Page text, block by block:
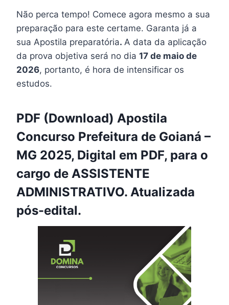
Não perca tempo! Comece agora mesmo a sua
preparação para este certame. Garanta já a
sua Apostila preparatória. A data da aplicação
da prova objetiva será no dia 17 de maio de
2026, portanto, é hora de intensificar os
estudos.
PDF (Download) Apostila
Concurso Prefeitura de Goianá –
MG 2025, Digital em PDF, para o
cargo de ASSISTENTE
ADMINISTRATIVO. Atualizada
pós-edital.